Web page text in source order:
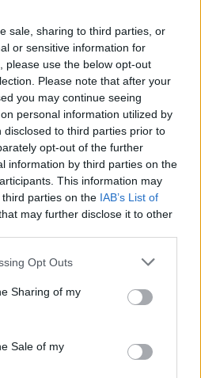
sale, sharing to third parties, or
or sensitive information for
please use the below opt-out
Please note that after your
you may continue seeing
personal information utilized by
to third parties prior to
opt-out of the further
information by third parties on the
This information may
parties on the IAB’s List of
may further disclose it to other
Opt Outs
Sharing of my
Sale of my
Dolphin godet Kinën
mbi 1 milion banorë
me mbrojtësin e
në vendimin drastik